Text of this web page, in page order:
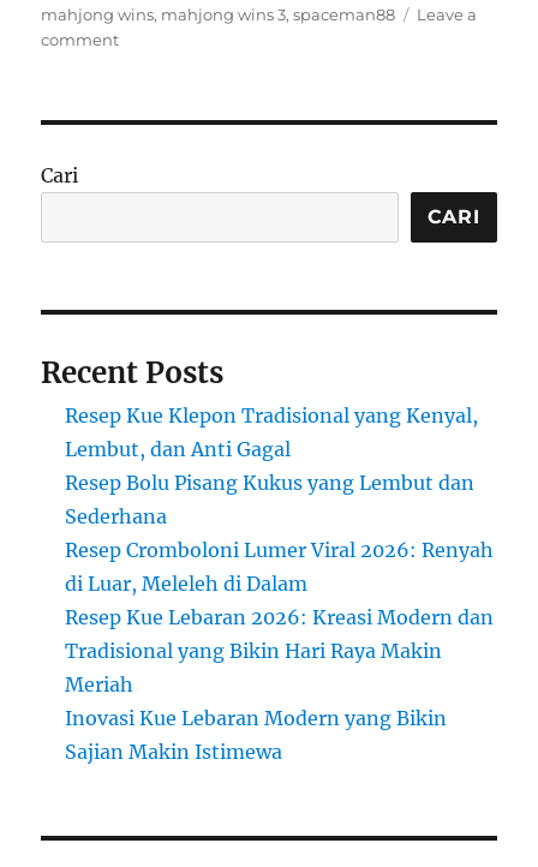
on
mahjong wins, mahjong wins 3,spaceman88
Leave a
commenton
yang
Tertanding
Cari
CARI
Recent Posts
Resep Kue Klepon Tradisional yang Kenyal,
Lembut, dan Anti Gagal
Resep Bolu Pisang Kukus yang Lembut dan
Sederhana
Resep Cromboloni Lumer Viral 2026: Renyah
di Luar, Meleleh di Dalam
Resep Kue Lebaran 2026: Kreasi Modern dan
Tradisional yang Bikin Hari Raya Makin
Meriah
Inovasi Kue Lebaran Modern yang Bikin
Sajian Makin Istimewa